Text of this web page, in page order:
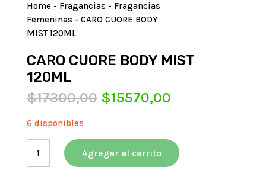
Home - Fragancias - Fragancias
Femeninas - CARO CUORE BODY
MIST 120ML
CARO CUORE BODY MIST
120ML
$17300,00 El
era:
$17300,00.
$15570,00El
es:
$15570,00.
6 disponibles
CUORE
Agregar al carrito